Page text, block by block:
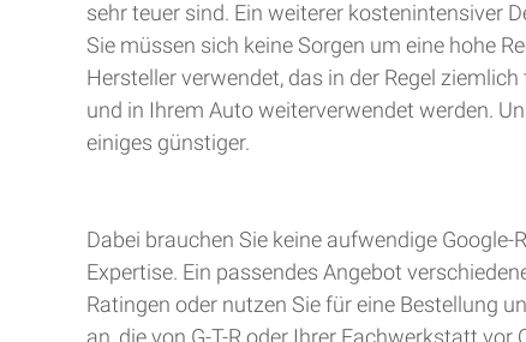
sehr teuer sind. Ein weiterer kostenintensiver
Sie müssen sich keine Sorgen um eine hohe
Hersteller verwendet, das in der Regel
und in Ihrem Auto weiterverwendet werden.
einiges günstiger.
Dabei brauchen Sie keine aufwendige
Expertise. Ein passendes Angebot
Ratingen oder nutzen Sie für eine Bestellung
an, die von G-T-R oder Ihrer Fachwerkstatt